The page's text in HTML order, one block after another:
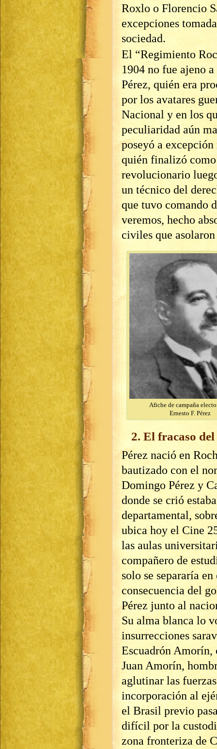
Roxlo o Florencio
excepciones
sociedad.
El “Regimiento
1904 no fue ajeno
Pérez, quién era
por los avatares
Nacional y en los
peculiaridad aún
poseyó a
quién finalizó
revolucionario
un técnico del
que tuvo comando
veremos, hecho
civiles que
Afiche de campaña
Ernesto F. Pérez
2. El fracaso del
Pérez nació en
bautizado con el
Domingo Pérez y
donde se crió
departamental,
ubica hoy el Cine
las aulas
compañero de
solo se separaría
consecuencia del
Pérez junto al
Su alma blanca lo
insurrecciones
Escuadrón Amorín,
Juan Amorín,
aglutinar las
incorporación al
el Brasil previo
difícil por la
zona fronteriza de